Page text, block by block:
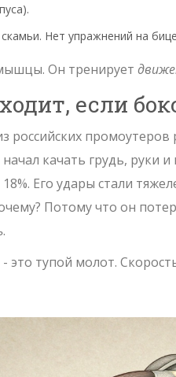
Нет упражнений на
Он тренирует
если
российских
качать грудь, руки
Его удары стали
Потому что он
.
это тупой молот.